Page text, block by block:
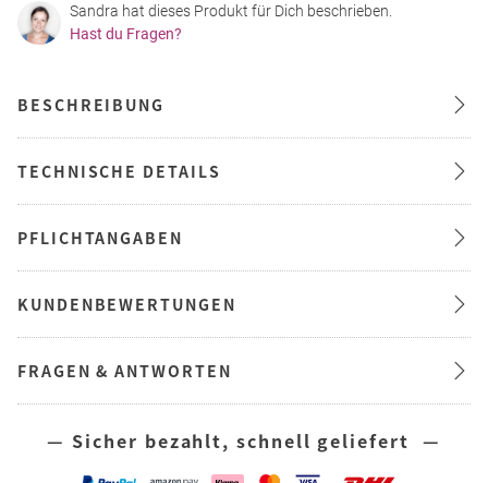
Sandra hat dieses Produkt für Dich beschrieben.
Hast du Fragen?
BESCHREIBUNG
TECHNISCHE DETAILS
PFLICHTANGABEN
KUNDENBEWERTUNGEN
FRAGEN & ANTWORTEN
— Sicher bezahlt, schnell geliefert —